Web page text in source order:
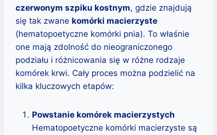
czerwonym szpiku kostnym, gdzie znajdują
się tak zwane komórki macierzyste
(hematopoetyczne komórki pnia). To właśnie
one mają zdolność do nieograniczonego
podziału i różnicowania się w różne rodzaje
komórek krwi. Cały proces można podzielić na
kilka kluczowych etapów:
Powstanie komórek macierzystych
Hematopoetyczne komórki macierzyste są